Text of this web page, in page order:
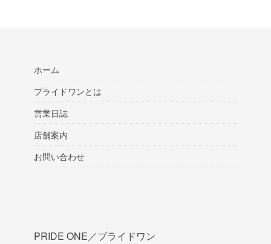
ホーム
プライドワンとは
営業日誌
店舗案内
お問い合わせ
PRIDE ONE／プライドワン